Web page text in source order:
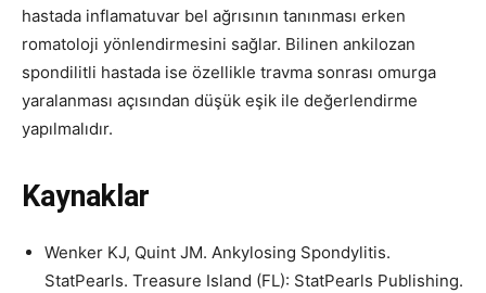
hastada inflamatuvar bel ağrısının tanınması erken
romatoloji yönlendirmesini sağlar. Bilinen ankilozan
spondilitli hastada ise özellikle travma sonrası omurga
yaralanması açısından düşük eşik ile değerlendirme
yapılmalıdır.
Kaynaklar
Wenker KJ, Quint JM. Ankylosing Spondylitis.
StatPearls. Treasure Island (FL): StatPearls Publishing.